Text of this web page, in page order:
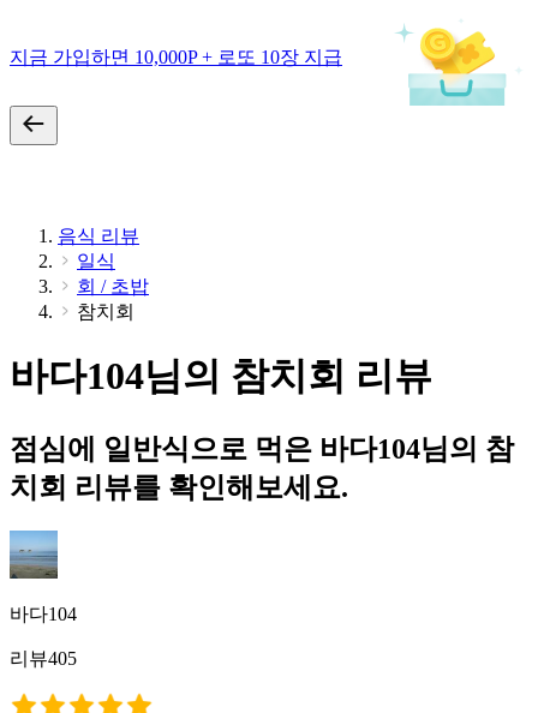
지금 가입하면 10,000P + 로또 10장 지급
음식 리뷰
일식
회 / 초밥
참치회
바다104님의 참치회 리뷰
점심에 일반식으로 먹은 바다104님의 참
치회 리뷰를 확인해보세요.
바다104
리뷰405